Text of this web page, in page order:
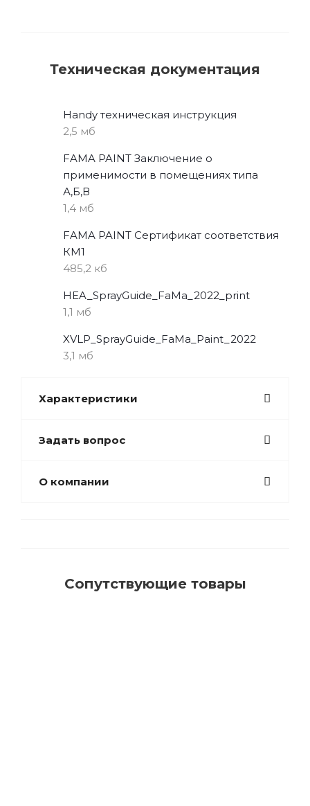
Техническая документация
Handy техническая инструкция
2,5 мб
FAMA PAINT Заключение о
применимости в помещениях типа
А,Б,В
1,4 мб
FAMA PAINT Сертификат соответствия
КМ1
485,2 кб
HEA_SprayGuide_FaMa_2022_print
1,1 мб
XVLP_SprayGuide_FaMa_Paint_2022
3,1 мб
Характеристики
Задать вопрос
О компании
Сопутствующие товары